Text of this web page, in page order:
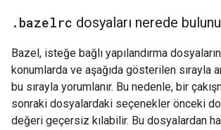
. bazelrc dosyaları nerede
Bazel, isteğe bağlı yapılandırma
konumlarda ve aşağıda gösterilen sırayla
bu sırayla yorumlanır. Bu nedenle, bir
sonraki dosyalardaki seçenekler önceki
değeri geçersiz kılabilir. Bu dosyalardan